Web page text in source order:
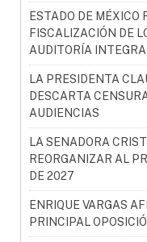
ESTADO DE MÉXICO
FISCALIZACIÓN DE
AUDITORÍA
LA PRESIDENTA
DESCARTA
AUDIENCIAS
LA SENADORA
REORGANIZAR AL
DE 2027
ENRIQUE VARGAS
PRINCIPAL